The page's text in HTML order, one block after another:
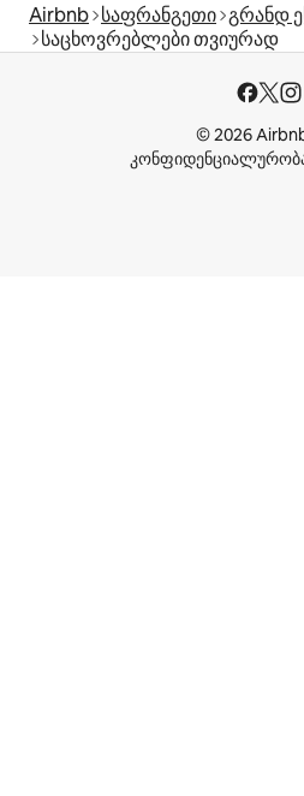
Airbnb საფრანგეთი გრანდ
საცხოვრებლები თვიურად
© 2026